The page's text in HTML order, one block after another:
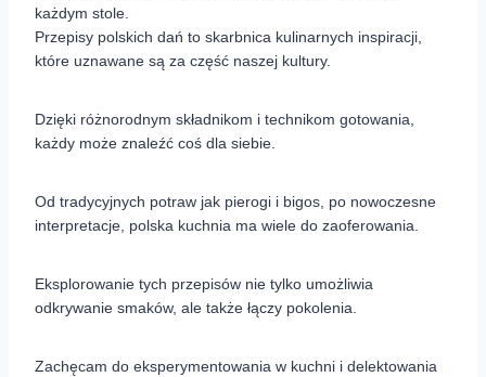
każdym stole.
Przepisy polskich dań to skarbnica kulinarnych inspiracji,
które uznawane są za część naszej kultury.
Dzięki różnorodnym składnikom i technikom gotowania,
każdy może znaleźć coś dla siebie.
Od tradycyjnych potraw jak pierogi i bigos, po nowoczesne
interpretacje, polska kuchnia ma wiele do zaoferowania.
Eksplorowanie tych przepisów nie tylko umożliwia
odkrywanie smaków, ale także łączy pokolenia.
Zachęcam do eksperymentowania w kuchni i delektowania